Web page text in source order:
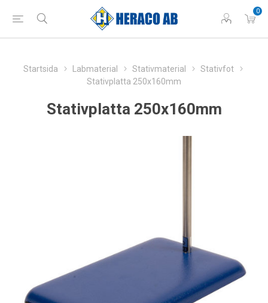
0
Startsida Labmaterial Stativmaterial
Stativfot
Stativplatta 250x160mm
Stativplatta 250x160mm